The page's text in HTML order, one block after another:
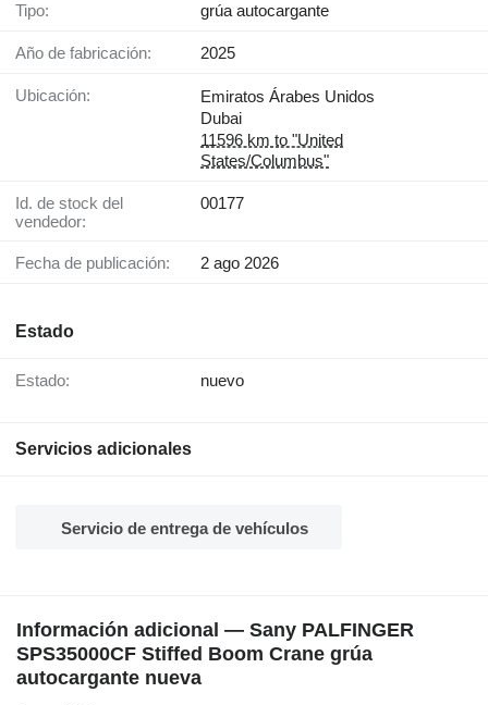
Tipo: grúa autocargante
Año de fabricación: 2025
Ubicación:
Emiratos Árabes Unidos
Dubai
11596 km to "United
States/Columbus"
Id. de stock del
vendedor:
00177
Fecha de publicación: 2 ago 2026
Estado
Estado: nuevo
Servicios adicionales
Servicio de entrega de vehículos
Información adicional — Sany PALFINGER
SPS35000CF Stiffed Boom Crane grúa
autocargante nueva